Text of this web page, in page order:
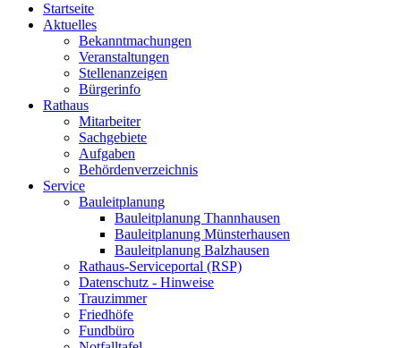
Startseite
Aktuelles
Bekanntmachungen
Veranstaltungen
Stellenanzeigen
Bürgerinfo
Rathaus
Mitarbeiter
Sachgebiete
Aufgaben
Behördenverzeichnis
Service
Bauleitplanung
Bauleitplanung Thannhausen
Bauleitplanung Münsterhausen
Bauleitplanung Balzhausen
Rathaus-Serviceportal (RSP)
Datenschutz - Hinweise
Trauzimmer
Friedhöfe
Fundbüro